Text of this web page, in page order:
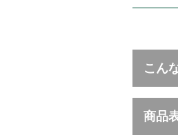
こん
商品